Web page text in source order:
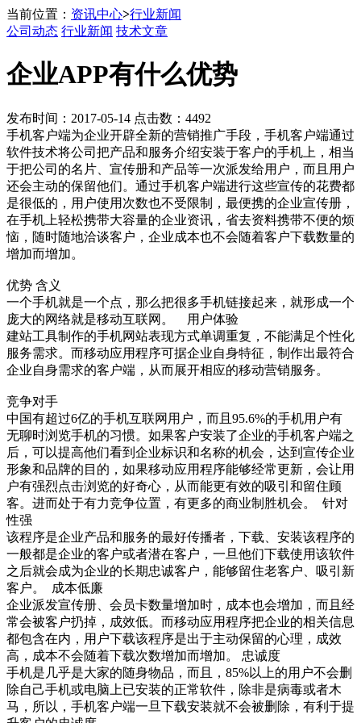
当前位置： 资讯中心>行业新闻
公司动态 行业新闻 技术文章
企业APP有什么优势
发布时间：2017-05-14 点击数：4492
手机客户端为企业开辟全新的营销推广手段，手机客户端通过
软件技术将公司把产品和服务介绍安装于客户的手机上，相当
于把公司的名片、宣传册和产品等一次派发给用户，而且用户
还会主动的保留他们。通过手机客户端进行这些宣传的花费都
是很低的，用户使用次数也不受限制，最便携的企业宣传册，
在手机上轻松携带大容量的企业资讯，省去资料携带不便的烦
恼，随时随地洽谈客户，企业成本也不会随着客户下载数量的
增加而增加。
优势 含义
一个手机就是一个点，那么把很多手机链接起来，就形成一个
庞大的网络就是移动互联网。 用户体验
建站工具制作的手机网站表现方式单调重复，不能满足个性化
服务需求。而移动应用程序可据企业自身特征，制作出最符合
企业自身需求的客户端，从而展开相应的移动营销服务。
竞争对手
中国有超过6亿的手机互联网用户，而且95.6%的手机用户有
无聊时浏览手机的习惯。如果客户安装了企业的手机客户端之
后，可以提高他们看到企业标识和名称的机会，达到宣传企业
形象和品牌的目的，如果移动应用程序能够经常更新，会让用
户有强烈点击浏览的好奇心，从而能更有效的吸引和留住顾
客。进而处于有力竞争位置，有更多的商业制胜机会。 针对
性强
该程序是企业产品和服务的最好传播者，下载、安装该程序的
一般都是企业的客户或者潜在客户，一旦他们下载使用该软件
之后就会成为企业的长期忠诚客户，能够留住老客户、吸引新
客户。 成本低廉
企业派发宣传册、会员卡数量增加时，成本也会增加，而且经
常会被客户扔掉，成效低。而移动应用程序把企业的相关信息
都包含在内，用户下载该程序是出于主动保留的心理，成效
高，成本不会随着下载次数增加而增加。 忠诚度
手机是几乎是大家的随身物品，而且，85%以上的用户不会删
除自己手机或电脑上已安装的正常软件，除非是病毒或者木
马，所以，手机客户端一旦下载安装就不会被删除，有利于提